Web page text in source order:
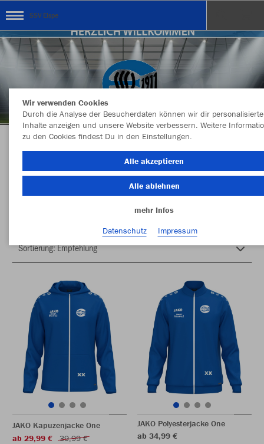
SSV Elspe
Herzlich Willkommen im Teamshop SSV Elspe
Farbe
JAKO Kapuzenjacke One
ab 29,99 €
39,99 €
JAKO Polyesterjacke One
ab 34,99 €
Wir verwenden Cookies
Durch die Analyse der Besucherdaten können wir dir personalisierte
Inhalte anzeigen und unsere Website verbessern. Weitere
zu den Cookies findest Du in den Einstellungen.
Alle akzeptieren
Alle ablehnen
mehr Infos
Datenschutz
Impressum